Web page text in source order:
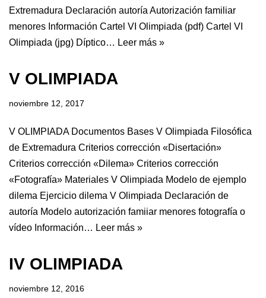
Extremadura Declaración autoría Autorización familiar
menores Información Cartel VI Olimpiada (pdf) Cartel VI
Olimpiada (jpg) Díptico… Leer más »
V OLIMPIADA
noviembre 12, 2017
V OLIMPIADA Documentos Bases V Olimpiada Filosófica
de Extremadura Criterios corrección «Disertación»
Criterios corrección «Dilema» Criterios corrección
«Fotografía» Materiales V Olimpiada Modelo de ejemplo
dilema Ejercicio dilema V Olimpiada Declaración de
autoría Modelo autorización famiiar menores fotografía o
vídeo Información… Leer más »
IV OLIMPIADA
noviembre 12, 2016